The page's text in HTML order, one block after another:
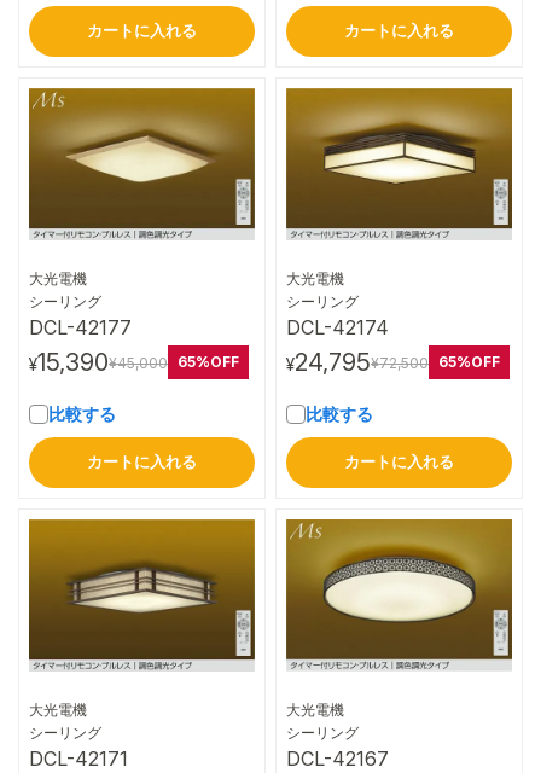
カートに入れる カートに入れる
大光電機
シーリング
DCL-42177
¥15,390¥45,000 65%OFF
比較する
カートに入れる
大光電機
シーリング
DCL-42174
¥24,795¥72,500 65%OFF
比較する
カートに入れる
大光電機
シーリング
DCL-42171
大光電機
シーリング
DCL-42167